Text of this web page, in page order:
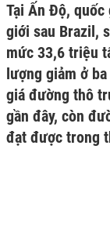
Tại Ấn Độ,
giới sau Brazil,
mức 33,6 triệu
lượng giảm ở
giá đường thô
gần đây, còn
đạt được trong